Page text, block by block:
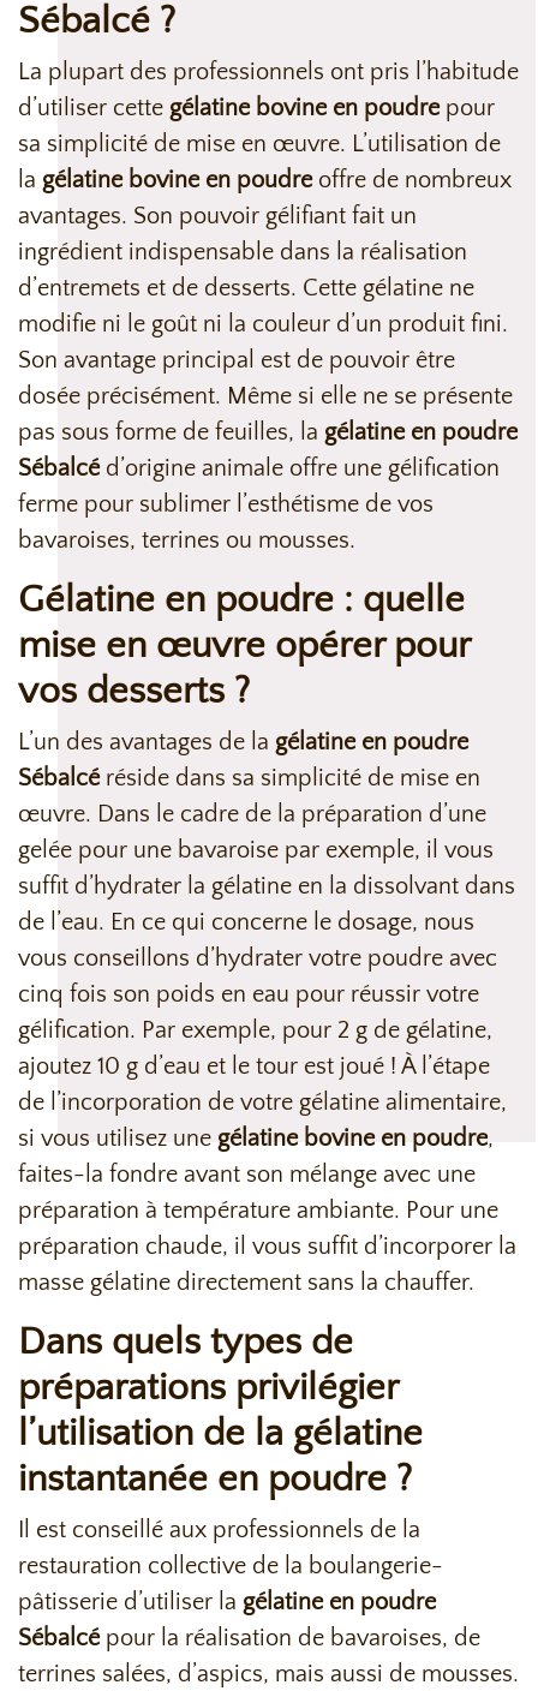
Sébalcé ?
La plupart des professionnels ont pris l’habitude
d’utiliser cette gélatine bovine en poudrepour
sa simplicité de mise en œuvre. L’utilisation de
la gélatine bovine en poudreoffre de nombreux
avantages. Son pouvoir gélifiant fait un
ingrédient indispensable dans la réalisation
d’entremets et de desserts. Cette gélatine ne
modifie ni le goût ni la couleur d’un produit fini.
Son avantage principal est de pouvoir être
dosée précisément. Même si elle ne se présente
pas sous forme de feuilles, la gélatine en poudre
Sébalcéd’origine animale offre une gélification
ferme pour sublimer l’esthétisme de vos
bavaroises, terrines ou mousses.
Gélatine en poudre : quelle
mise en œuvre opérer pour
vos desserts ?
L’un des avantages de la gélatine en poudre
Sébalcéréside dans sa simplicité de mise en
œuvre. Dans le cadre de la préparation d’une
gelée pour une bavaroise par exemple, il vous
suffit d’hydrater la gélatine en la dissolvant dans
de l’eau. En ce qui concerne le dosage, nous
vous conseillons d’hydrater votre poudre avec
cinq fois son poids en eau pour réussir votre
gélification. Par exemple, pour 2 g de gélatine,
ajoutez 10 g d’eau et le tour est joué ! À l’étape
de l’incorporation de votre gélatine alimentaire,
si vous utilisez une gélatine bovine en poudre,
faites-la fondre avant son mélange avec une
préparation à température ambiante. Pour une
préparation chaude, il vous suffit d’incorporer la
masse gélatine directement sans la chauffer.
Dans quels types de
préparations privilégier
l’utilisation de la gélatine
instantanée en poudre ?
Il est conseillé aux professionnels de la
restauration collective de la boulangerie-
pâtisserie d’utiliser la gélatine en poudre
Sébalcépour la réalisation de bavaroises, de
terrines salées, d’aspics, mais aussi de mousses.